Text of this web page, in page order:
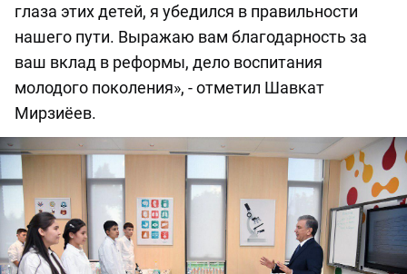
глаза этих детей, я убедился в правильности
нашего пути. Выражаю вам благодарность за
ваш вклад в реформы, дело воспитания
молодого поколения», - отметил Шавкат
Мирзиёев.